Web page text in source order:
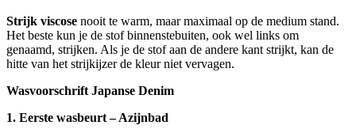
Strijk viscose nooit te warm, maar maximaal op de medium stand.
Het beste kun je de stof binnenstebuiten, ook wel links om
genaamd, strijken. Als je de stof aan de andere kant strijkt, kan de
hitte van het strijkijzer de kleur niet vervagen.
Wasvoorschrift Japanse Denim
1. Eerste wasbeurt – Azijnbad